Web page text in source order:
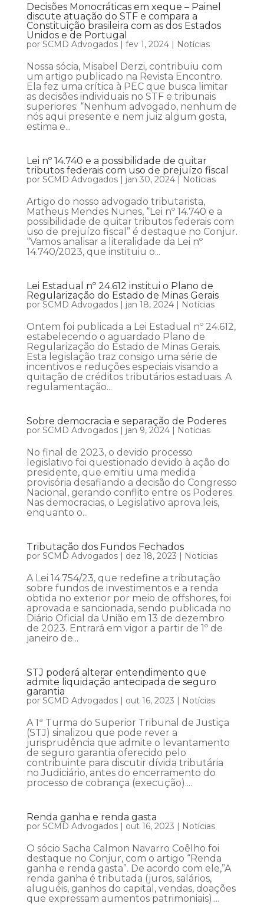
Decisões Monocráticas em xeque – Painel
discute atuação do STF e compara a
Constituição brasileira com as dos Estados
Unidos e de Portugal
por SCMD Advogados| fev 1, 2024| Notícias
Nossa sócia, Misabel Derzi, contribuiu com
um artigo publicado na Revista Encontro.
Ela fez uma crítica à PEC que busca limitar
as decisões individuais no STF e tribunais
superiores: “Nenhum advogado, nenhum de
nós aqui presente e nem juiz algum gosta,
estima e...
Lei nº 14.740 e a possibilidade de quitar
tributos federais com uso de prejuízo fiscal
por SCMD Advogados| jan 30, 2024| Notícias
Artigo do nosso advogado tributarista,
Matheus Mendes Nunes, “Lei nº 14.740 e a
possibilidade de quitar tributos federais com
uso de prejuízo fiscal” é destaque no Conjur.
“Vamos analisar a literalidade da Lei nº
14.740/2023, que instituiu o...
Lei Estadual nº 24.612 institui o Plano de
Regularização do Estado de Minas Gerais
por SCMD Advogados| jan 18, 2024| Notícias
Ontem foi publicada a Lei Estadual nº 24.612,
estabelecendo o aguardado Plano de
Regularização do Estado de Minas Gerais.
Esta legislação traz consigo uma série de
incentivos e reduções especiais visando a
quitação de créditos tributários estaduais. A
regulamentação...
Sobre democracia e separação de Poderes
por SCMD Advogados| jan 9, 2024| Notícias
No final de 2023, o devido processo
legislativo foi questionado devido à ação do
presidente, que emitiu uma medida
provisória desafiando a decisão do Congresso
Nacional, gerando conflito entre os Poderes.
Nas democracias, o Legislativo aprova leis,
enquanto o...
Tributação dos Fundos Fechados
por SCMD Advogados| dez 18, 2023 | Notícias
A Lei 14.754/23, que redefine a tributação
sobre fundos de investimentos e a renda
obtida no exterior por meio de offshores, foi
aprovada e sancionada, sendo publicada no
Diário Oficial da União em 13 de dezembro
de 2023. Entrará em vigor a partir de 1º de
janeiro de...
STJ poderá alterar entendimento que
admite liquidação antecipada de seguro
garantia
por SCMD Advogados| out 16, 2023 | Notícias
A 1ª Turma do Superior Tribunal de Justiça
(STJ) sinalizou que pode rever a
jurisprudência que admite o levantamento
de seguro garantia oferecido pelo
contribuinte para discutir dívida tributária
no Judiciário, antes do encerramento do
processo de cobrança (execução)....
Renda ganha e renda gasta
por SCMD Advogados| out 16, 2023 | Notícias
O sócio Sacha Calmon Navarro Coêlho foi
destaque no Conjur, com o artigo “Renda
ganha e renda gasta”. De acordo com ele,”A
renda ganha é tributada (juros, salários,
aluguéis, ganhos do capital, vendas, doações
que expressam aumentos patrimoniais)....